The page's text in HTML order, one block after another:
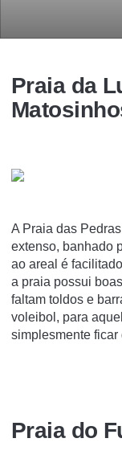
Praia da
A Praia das
extenso, banhado
ao areal é
a praia possui
faltam toldos e
voleibol, para
simplesmente
Praia do